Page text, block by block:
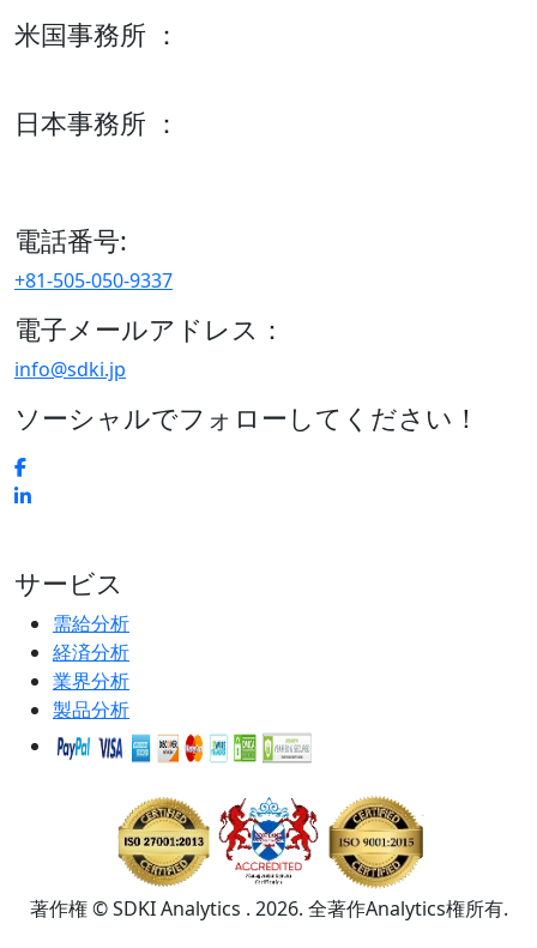
米国事務所 ：
日本事務所 ：
電話番号:
+81-505-050-9337
電子メールアドレス：
info@sdki.jp
ソーシャルでフォローしてください！
サービス
需給分析
経済分析
業界分析
製品分析
著作権 © SDKI Analytics . 2026. 全著作Analytics権所有.